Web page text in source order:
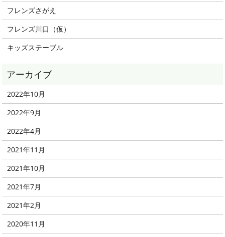
フレンズさがえ
フレンズ川口（仮）
キッズステーブル
2022年10月
2022年9月
2022年4月
2021年11月
2021年10月
2021年7月
2021年2月
2020年11月